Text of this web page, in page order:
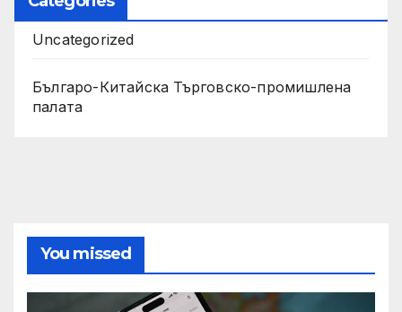
Uncategorized
Българо-Китайска Търговско-промишлена
палaта
You missed